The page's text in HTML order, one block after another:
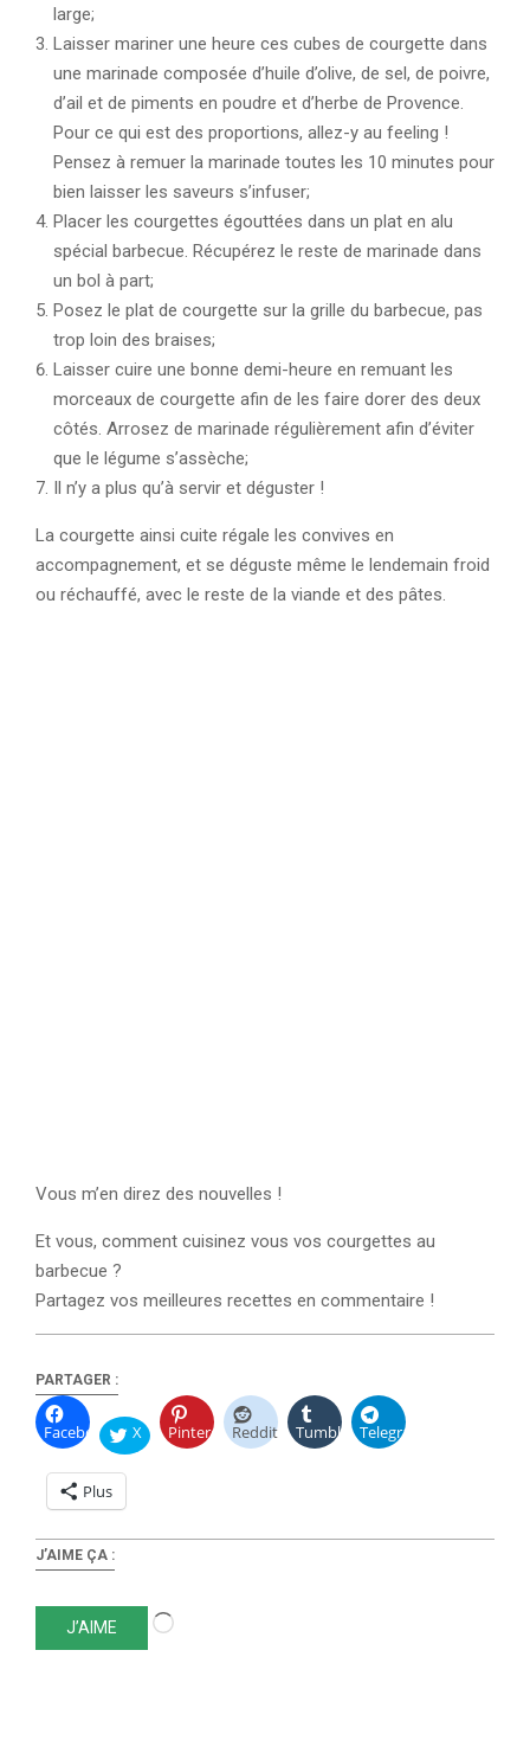
large;
Laisser mariner une heure ces cubes de courgette dans
une marinade composée d’huile d’olive, de sel, de poivre,
d’ail et de piments en poudre et d’herbe de Provence.
Pour ce qui est des proportions, allez-y au feeling !
Pensez à remuer la marinade toutes les 10 minutes pour
bien laisser les saveurs s’infuser;
Placer les courgettes égouttées dans un plat en alu
spécial barbecue. Récupérez le reste de marinade dans
un bol à part;
Posez le plat de courgette sur la grille du barbecue, pas
trop loin des braises;
Laisser cuire une bonne demi-heure en remuant les
morceaux de courgette afin de les faire dorer des deux
côtés. Arrosez de marinade régulièrement afin d’éviter
que le légume s’assèche;
Il n’y a plus qu’à servir et déguster !
La courgette ainsi cuite régale les convives en
accompagnement, et se déguste même le lendemain froid
ou réchauffé, avec le reste de la viande et des pâtes.
Vous m’en direz des nouvelles !
Et vous, comment cuisinez vous vos courgettes au
barbecue ?
Partagez vos meilleures recettes en commentaire !
PARTAGER :
Facebook X Pinterest Reddit Tumblr Telegram
Plus
J’AIME ÇA :
J’AIME